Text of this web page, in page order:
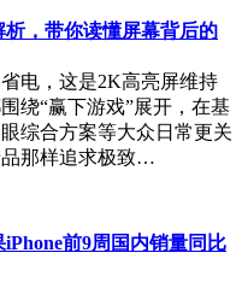
，带你读懂屏幕背后的
电，这是2K高亮屏维持
绕“赢下游戏”展开，在基
综合方案等大众日常更关
那样追求极致…
前9周国内销量同比